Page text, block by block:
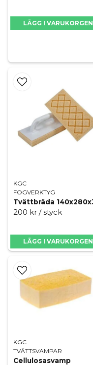
LÄGG I VARUKORGEN
KGC
FOGVERKTYG
200 kr / styck
LÄGG I VARUKORGEN
KGC
TVÄTTSVAMPAR
Cellulosasvamp